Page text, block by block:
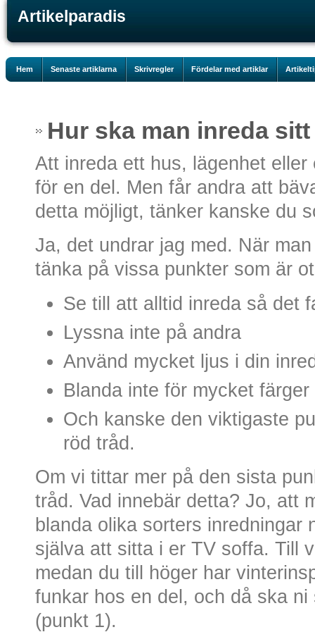
Artikelparadis
Hem Senaste artiklarna Skrivregler Fördelar med artiklar
Hur ska man inreda
Att inreda ett hus, lägenhet
för en del. Men får andra att
detta möjligt, tänker kanske du
Ja, det undrar jag med. När
tänka på vissa punkter som är
Se till att alltid inreda så det
Lyssna inte på andra
Använd mycket ljus i din
Blanda inte för mycket
Och kanske den viktigaste
röd tråd.
Om vi tittar mer på den sista
tråd. Vad innebär detta? Jo, att
blanda olika sorters inredningar
själva att sitta i er TV soffa. Till
medan du till höger har
funkar hos en del, och då ska
(punkt 1).